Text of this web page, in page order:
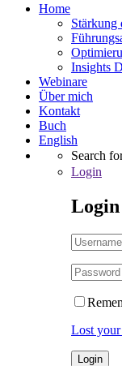
Home
Stärkung
Insights
Webinare
Über mich
Kontakt
Buch
English
Search
Login
Lost your